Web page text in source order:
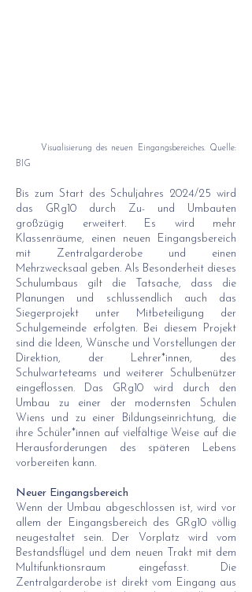
Visualisierung des neuen Eingangsbereiches. Quelle:
BIG
Bis zum Start des Schuljahres 2024/25 wird
das GRg10 durch Zu- und Umbauten
großzügig erweitert. Es wird mehr
Klassenräume, einen neuen Eingangsbereich
mit Zentralgarderobe und einen
Mehrzwecksaal geben. Als Besonderheit dieses
Schulumbaus gilt die Tatsache, dass die
Planungen und schlussendlich auch das
Siegerprojekt unter Mitbeteiligung der
Schulgemeinde erfolgten. Bei diesem Projekt
sind die Ideen, Wünsche und Vorstellungen der
Direktion, der Lehrer*innen, des
Schulwarteteams und weiterer Schulbenützer
eingeflossen. Das GRg10 wird durch den
Umbau zu einer der modernsten Schulen
Wiens und zu einer Bildungseinrichtung, die
ihre Schüler*innen auf vielfältige Weise auf die
Herausforderungen des späteren Lebens
vorbereiten kann.
Neuer Eingangsbereich
Wenn der Umbau abgeschlossen ist, wird vor
allem der Eingangsbereich des GRg10 völlig
neugestaltet sein. Der Vorplatz wird vom
Bestandsflügel und dem neuen Trakt mit dem
Multifunktionsraum eingefasst. Die
Zentralgarderobe ist direkt vom Eingang aus